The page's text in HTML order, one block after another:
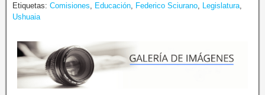
Etiquetas: Comisiones Educación Federico Sciurano Legislatura
Ushuaia